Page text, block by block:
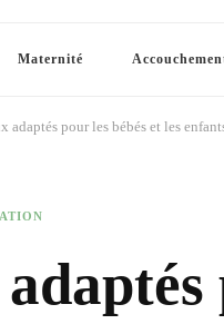
Maternité
adaptés pour les bébés et les